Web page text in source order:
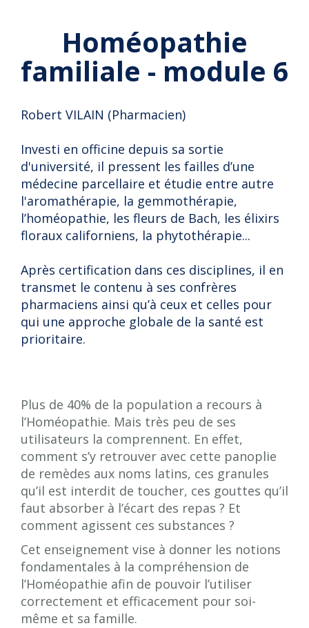
Homéopathie
familiale - module 6
Robert VILAIN (Pharmacien)
Investi en officine depuis sa sortie
d'université, il pressent les failles d’une
médecine parcellaire et étudie entre autre
l'aromathérapie, la gemmothérapie,
l’homéopathie, les fleurs de Bach, les élixirs
floraux californiens, la phytothérapie...
Après certification dans ces disciplines, il en
transmet le contenu à ses confrères
pharmaciens ainsi qu’à ceux et celles pour
qui une approche globale de la santé est
prioritaire.
Plus de 40% de la population a recours à
l’Homéopathie. Mais très peu de ses
utilisateurs la comprennent. En effet,
comment s’y retrouver avec cette panoplie
de remèdes aux noms latins, ces granules
qu’il est interdit de toucher, ces gouttes qu’il
faut absorber à l’écart des repas ? Et
comment agissent ces substances ?
Cet enseignement vise à donner les notions
fondamentales à la compréhension de
l’Homéopathie afin de pouvoir l’utiliser
correctement et efficacement pour soi-
même et sa famille.